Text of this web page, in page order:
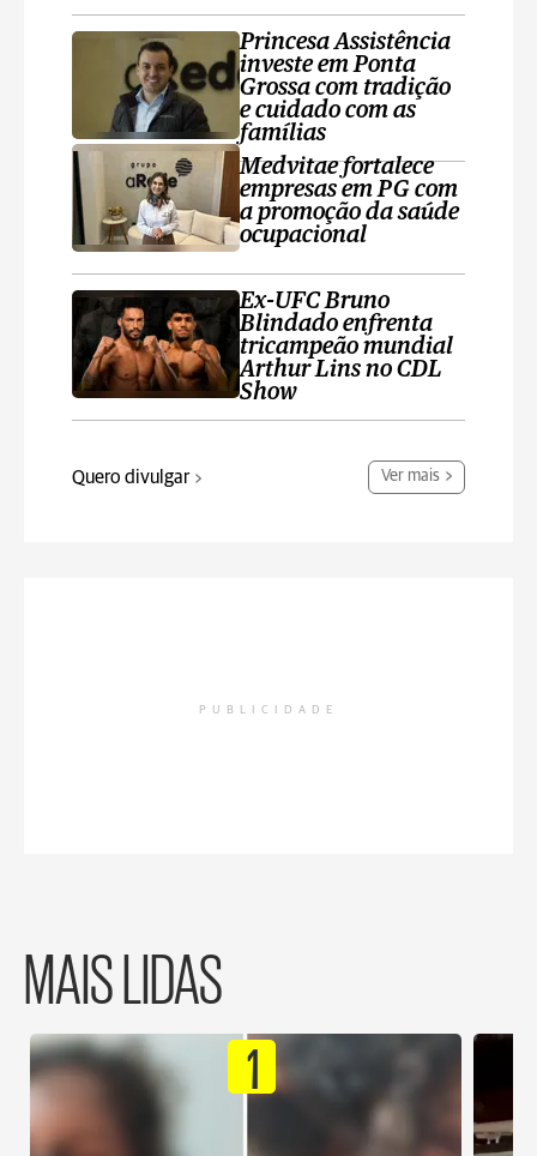
Princesa Assistência
investe em Ponta
Grossa com tradição
e cuidado com as
famílias
Medvitae fortalece
empresas em PG com
a promoção da saúde
ocupacional
Ex-UFC Bruno
Blindado enfrenta
tricampeão mundial
Arthur Lins no CDL
Show
Quero divulgar Ver mais
PUBLICIDADE
MAIS LIDAS
1